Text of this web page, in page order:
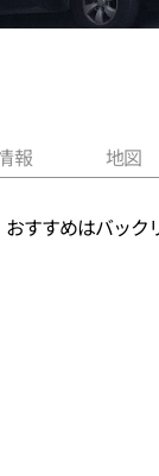
報 地図
すすめはバッ